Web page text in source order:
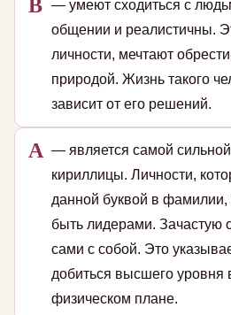
— умеют сходиться с
общении и реалистичны.
личности, мечтают
природой. Жизнь такого
зависит от его решений.
А — является самой
кириллицы. Личности,
данной буквой в фамилии,
быть лидерами. Зачастую
сами с собой. Это
добиться высшего уровня
физическом плане.